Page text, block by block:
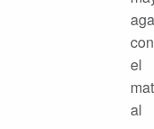
con
el
al